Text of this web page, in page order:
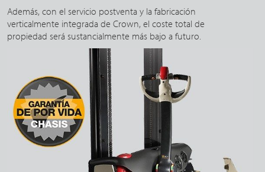
Además, con el servicio postventa y la fabricación
verticalmente integrada de Crown, el coste total de
propiedad será sustancialmente más bajo a futuro.